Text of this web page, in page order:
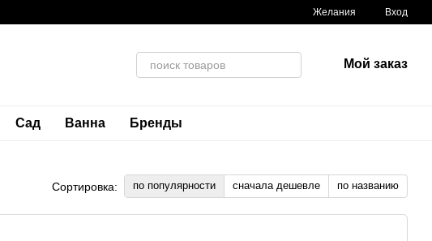
Желания Вход
Мой заказ
Сад Ванна Бренды
Сортировка: по популярности сначала дешевле по названию